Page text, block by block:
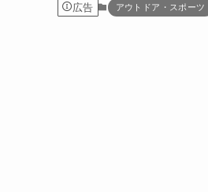
広告 アウトドア・スポーツ